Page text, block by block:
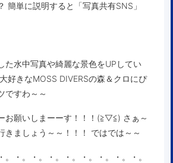
簡単に説明すると「写真共有SNS」
た水中写真や綺麗な景色をUPしてい
好きなMOSS DIVERSの森＆クロにぴ
ですわ～～
お願いしまーーす！！！(≧▽≦) さぁ～
きましょう～～！！！ ではでは～～
。・。・。・。・。・。・。・。・。